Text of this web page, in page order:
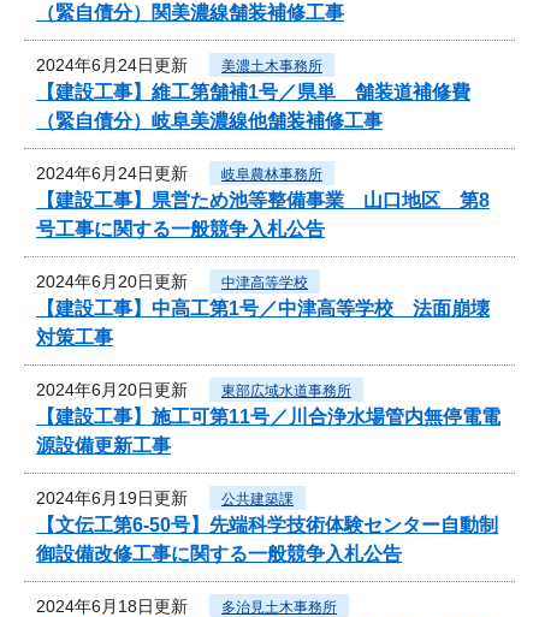
（緊自債分）関美濃線舗装補修工事
2024年6月24日更新 美濃土木事務所
【建設工事】維工第舗補1号／県単 舗装道補修費
（緊自債分）岐阜美濃線他舗装補修工事
2024年6月24日更新 岐阜農林事務所
【建設工事】県営ため池等整備事業 山口地区 第8
号工事に関する一般競争入札公告
2024年6月20日更新 中津高等学校
【建設工事】中高工第1号／中津高等学校 法面崩壊
対策工事
2024年6月20日更新 東部広域水道事務所
【建設工事】施工可第11号／川合浄水場管内無停電電
源設備更新工事
2024年6月19日更新 公共建築課
【文伝工第6-50号】先端科学技術体験センター自動制
御設備改修工事に関する一般競争入札公告
2024年6月18日更新 多治見土木事務所